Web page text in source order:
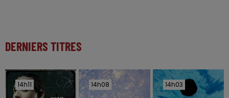
DERNIERS TITRES
14h11
14h11 14h08
14h08 14h03
14h03